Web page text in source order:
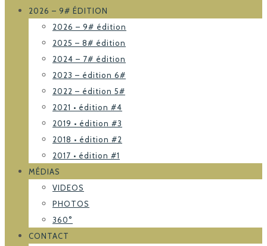
2026 – 9# ÉDITION
2026 – 9# édition
2025 – 8# édition
2024 – 7# édition
2023 – édition 6#
2022 – édition 5#
2021 • édition #4
2019 • édition #3
2018 • édition #2
2017 • édition #1
MÉDIAS
VIDEOS
PHOTOS
360°
CONTACT